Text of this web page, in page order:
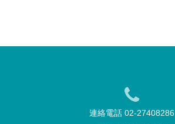
連絡電話 02-27408286